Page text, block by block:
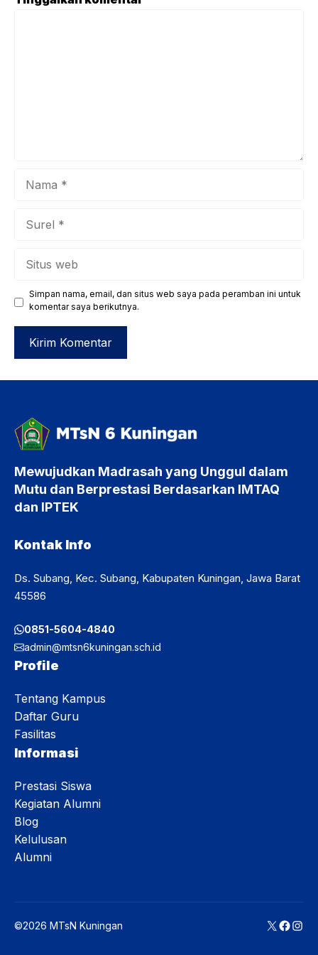
web
Simpan nama, email, dan situs web saya pada peramban ini untuk
komentar saya berikutnya.
Mewujudkan Madrasah yang Unggul dalam
Mutu dan Berprestasi Berdasarkan IMTAQ
dan IPTEK
Kontak Info
Ds. Subang, Kec. Subang, Kabupaten Kuningan, Jawa Barat
45586
0851-5604-4840
admin@mtsn6kuningan.sch.id
Profile
Tentang Kampus
Daftar Guru
Fasilitas
Informasi
Prestasi Siswa
Kegiatan Alumni
Blog
Kelulusan
Alumni
©2026 MTsN Kuningan X